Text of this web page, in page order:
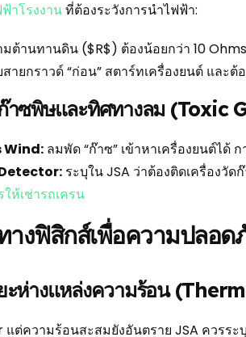
าโรงงานที่ต้องระวังการนำไฟฟ้า:
ต้านทานดิน ($R$) ต้องน้อยกว่า 10
ายกราวด์ “ก่อน” สตาร์ทเครื่องยนต์ และ
ก๊าซพิษและทิศทางลม (Toxic
Wind: ลมพัด “ก๊าซ” เข้าหาเครื่องยนต์ได้
ระบุใน JSA ว่าต้องติดเครื่องวัด
ห้เช่ารถเครน
งฟิสิกส์เพื่อความปลอ
ะห่างแหล่งความร้อน
ต่ความร้อนสะสมยังอันตราย JSA ควรร